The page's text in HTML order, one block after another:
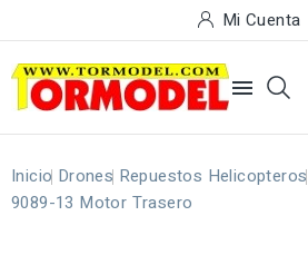
Mi Cuenta

Inicio Drones Repuestos Helicopteros
9089-13 Motor Trasero